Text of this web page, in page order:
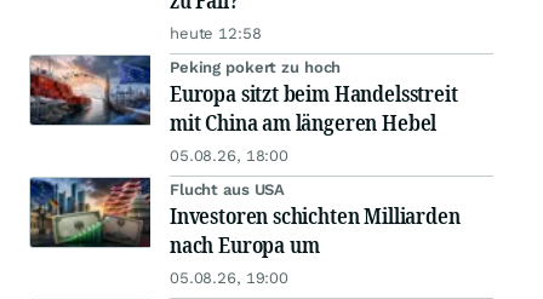
heute 12:58
Peking pokert zu hoch
Europa sitzt beim Handelsstreit
mit China am längeren Hebel
05.08.26, 18:00
Flucht aus USA
Investoren schichten Milliarden
nach Europa um
05.08.26, 19:00